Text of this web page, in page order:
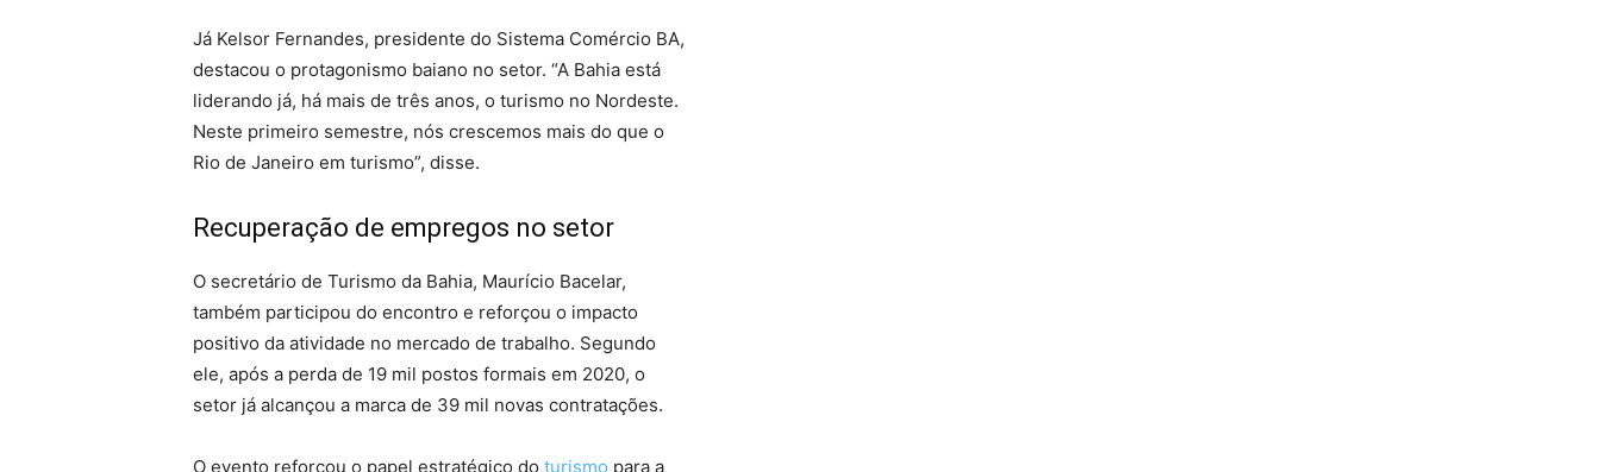
Já Kelsor Fernandes, presidente do Sistema Comércio BA,
destacou o protagonismo baiano no setor. “A Bahia está
liderando já, há mais de três anos, o turismo no Nordeste.
Neste primeiro semestre, nós crescemos mais do que o
Rio de Janeiro em turismo”, disse.
Recuperação de empregos no setor
O secretário de Turismo da Bahia, Maurício Bacelar,
também participou do encontro e reforçou o impacto
positivo da atividade no mercado de trabalho. Segundo
ele, após a perda de 19 mil postos formais em 2020, o
setor já alcançou a marca de 39 mil novas contratações.
O evento reforçou o papel estratégico do turismo para a